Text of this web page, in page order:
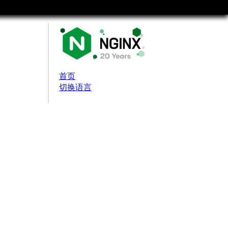
首页
切换语言